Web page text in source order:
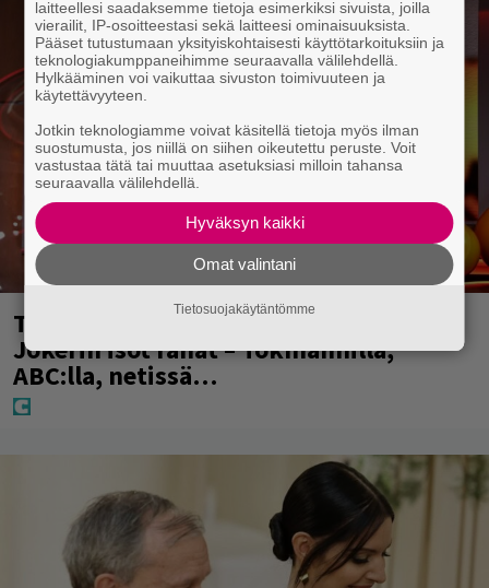
Täällä pelattiin lauantain Loton ja
Jokerin isot rahat – Tokmannilla,
ABC:lla, netissä…
laitteellesi saadaksemme tietoja esimerkiksi sivuista, joilla
vierailit, IP-osoitteestasi sekä laitteesi ominaisuuksista.
Pääset tutustumaan yksityiskohtaisesti käyttötarkoituksiin ja
teknologiakumppaneihimme seuraavalla välilehdellä.
Hylkääminen voi vaikuttaa sivuston toimivuuteen ja
käytettävyyteen.
Jotkin teknologiamme voivat käsitellä tietoja myös ilman
suostumusta, jos niillä on siihen oikeutettu peruste. Voit
vastustaa tätä tai muuttaa asetuksiasi milloin tahansa
seuraavalla välilehdellä.
Hyväksyn kaikki
Omat valintani
Tietosuojakäytäntömme